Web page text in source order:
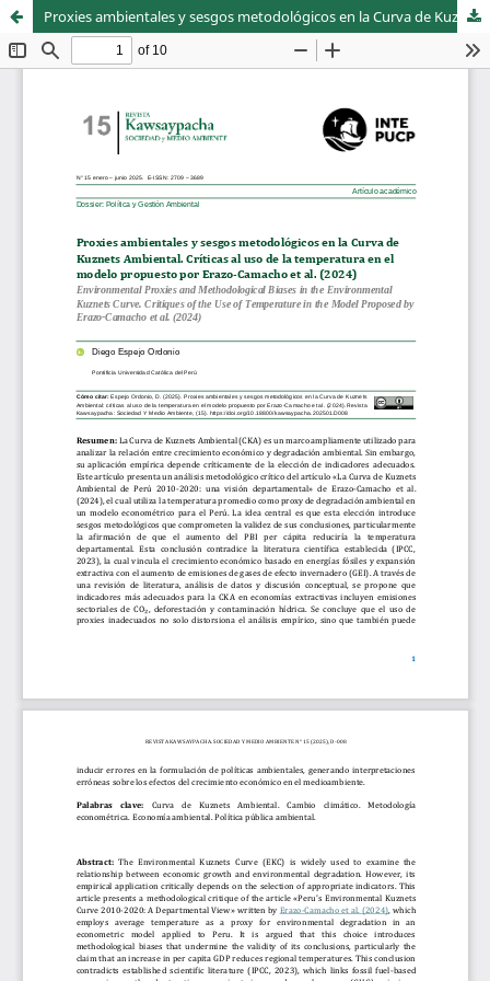
Proxies ambientales y sesgos metodológicos en la Curva de Kuznets Ambiental. Críticas al uso de la temperatura en el modelo propuesto por Erazo-Camacho et al. (2024)